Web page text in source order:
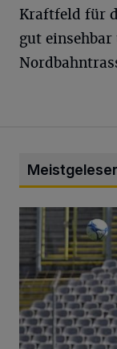
Kraftfeld für
gut
WSV: